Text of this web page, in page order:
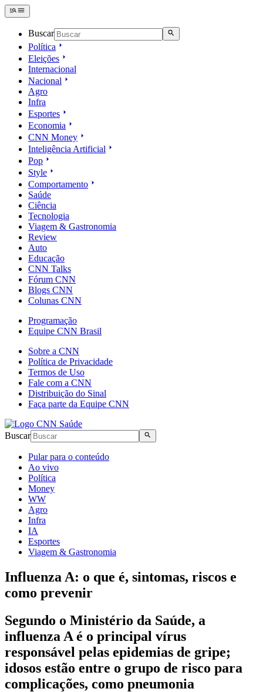
Buscar
Política
Eleições
Internacional
Nacional
Agro
Infra
Esportes
Economia
CNN Money
Inteligência Artificial
Pop
Style
Comportamento
Saúde
Ciência
Tecnologia
Viagem & Gastronomia
Review
Auto
Educação
CNN Talks
Fórum CNN
Blogs CNN
Colunas CNN
Programação
Equipe CNN Brasil
Sobre a CNN
Política de Privacidade
Termos de Uso
Fale com a CNN
Distribuição do Sinal
Faça parte da Equipe CNN
Buscar
Pular para o conteúdo
Ao vivo
Política
Money
WW
Agro
Infra
IA
Esportes
Viagem & Gastronomia
Influenza A: o que é, sintomas, riscos e
como prevenir
Segundo o Ministério da Saúde, a
influenza A é o principal vírus
responsável pelas epidemias de gripe;
idosos estão entre o grupo de risco para
complicações, como pneumonia